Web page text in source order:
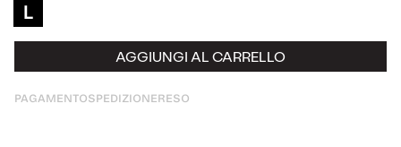
L
AGGIUNGI AL CARRELLO
PAGAMENTOSPEDIZIONERESO